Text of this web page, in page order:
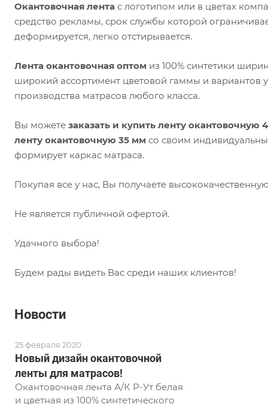
Окантовочная лента с логотипом или в цветах
средство рекламы, срок службы которой
деформируется, легко отстирывается.
Лента окантовочная оптом из 100% синтетики
широкий ассортимент цветовой гаммы и вариантов
производства матрасов любого класса.
Вы можете заказать и купить ленту окантовочную
ленту окантовочную 35 мм со своим
формирует каркас матраса.
Покупая все у нас, Вы получаете
Не является публичной офертой.
Удачного выбора!
Будем рады видеть Вас среди наших клиентов!
Новости
25 февраля 2020
Новый дизайн окантовочной
ленты для матрасов!
Окантовочная лента А/К Р-Ут белая
и цветная из 100% синтетического